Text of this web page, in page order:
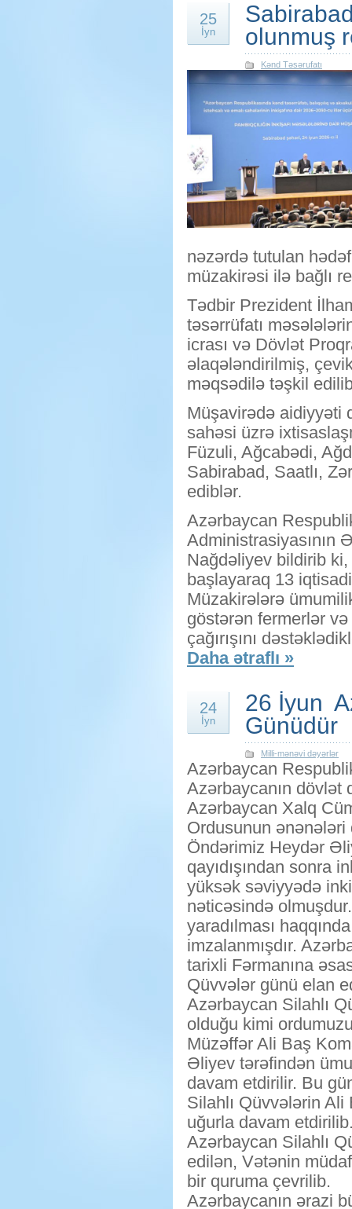
25
İyn
olunmuş
Kənd Təsərufatı
nəzərdə tutulan
müzakirəsi ilə bağlı
Tədbir Prezident
təsərrüfatı
icrası və Dövlət
əlaqələndirilmiş,
məqsədilə təşkil
Müşavirədə aidiyyəti
sahəsi üzrə
Füzuli, Ağcabədi,
Sabirabad, Saatlı,
ediblər.
Azərbaycan
Administrasiyasının
Nağdəliyev bildirib ki,
başlayaraq 13
Müzakirələrə
göstərən fermerlər
çağırışını
Daha ətraflı »
24
İyn
26 İyun
Günüdür
Milli-mənəvi dəyərlər
Azərbaycan
Azərbaycanın dövlət
Azərbaycan Xalq
Ordusunun
Öndərimiz Heydər
qayıdışından sonra
yüksək səviyyədə
nəticəsində
yaradılması
imzalanmışdır.
tarixli Fərmanına
Qüvvələr günü elan
Azərbaycan Silahlı
olduğu kimi
Müzəffər Ali Baş
Əliyev tərəfindən
davam etdirilir. Bu
Silahlı Qüvvələrin
uğurla davam
Azərbaycan Silahlı
edilən, Vətənin
bir quruma çevrilib.
Azərbaycanın ərazi